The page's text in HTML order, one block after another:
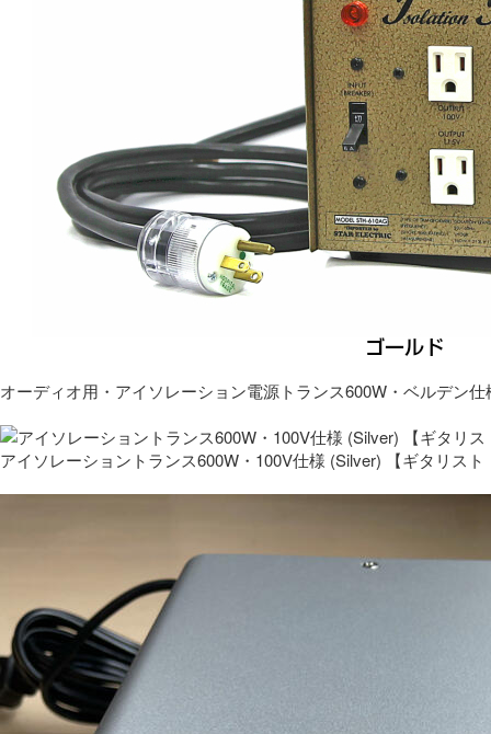
オーディオ用・アイソレーション電源トランス600W・ベルデン仕
アイソレーショントランス600W・100V仕様 (Silver) 【ギタリス